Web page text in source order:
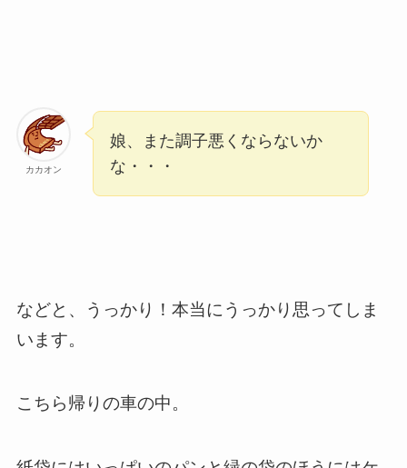
カカオン
娘、また調子悪くならないか
な・・・
などと、うっかり！本当にうっかり思ってしま
います。
こちら帰りの車の中。